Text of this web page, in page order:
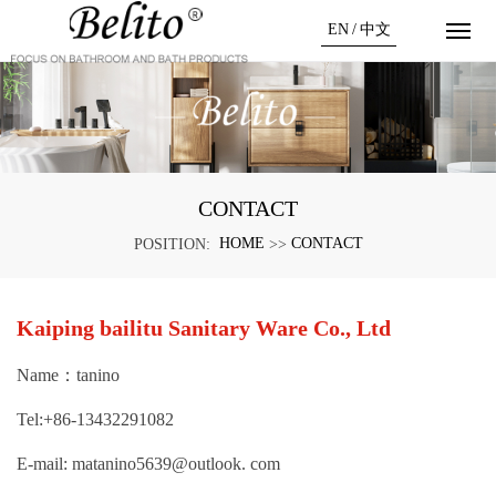
EN / 中文
CONTACT
POSITION: HOME >> CONTACT
Kaiping bailitu Sanitary Ware Co., Ltd
Name：tanino
Tel:+86-13432291082
E-mail: matanino5639@outlook. com